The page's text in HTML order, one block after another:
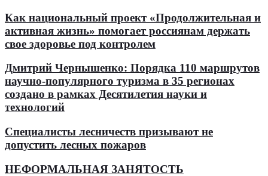
Как национальный проект «Продолжительная и
активная жизнь» помогает россиянам держать
свое здоровье под контролем
Дмитрий Чернышенко: Порядка 110 маршрутов
научно-популярного туризма в 35 регионах
создано в рамках Десятилетия науки и
технологий
Специалисты лесничеств призывают не
допустить лесных пожаров
НЕФОРМАЛЬНАЯ ЗАНЯТОСТЬ